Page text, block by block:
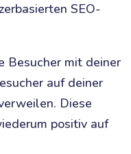
SEO-
Besucher mit deiner
auf deiner
Diese
positiv auf